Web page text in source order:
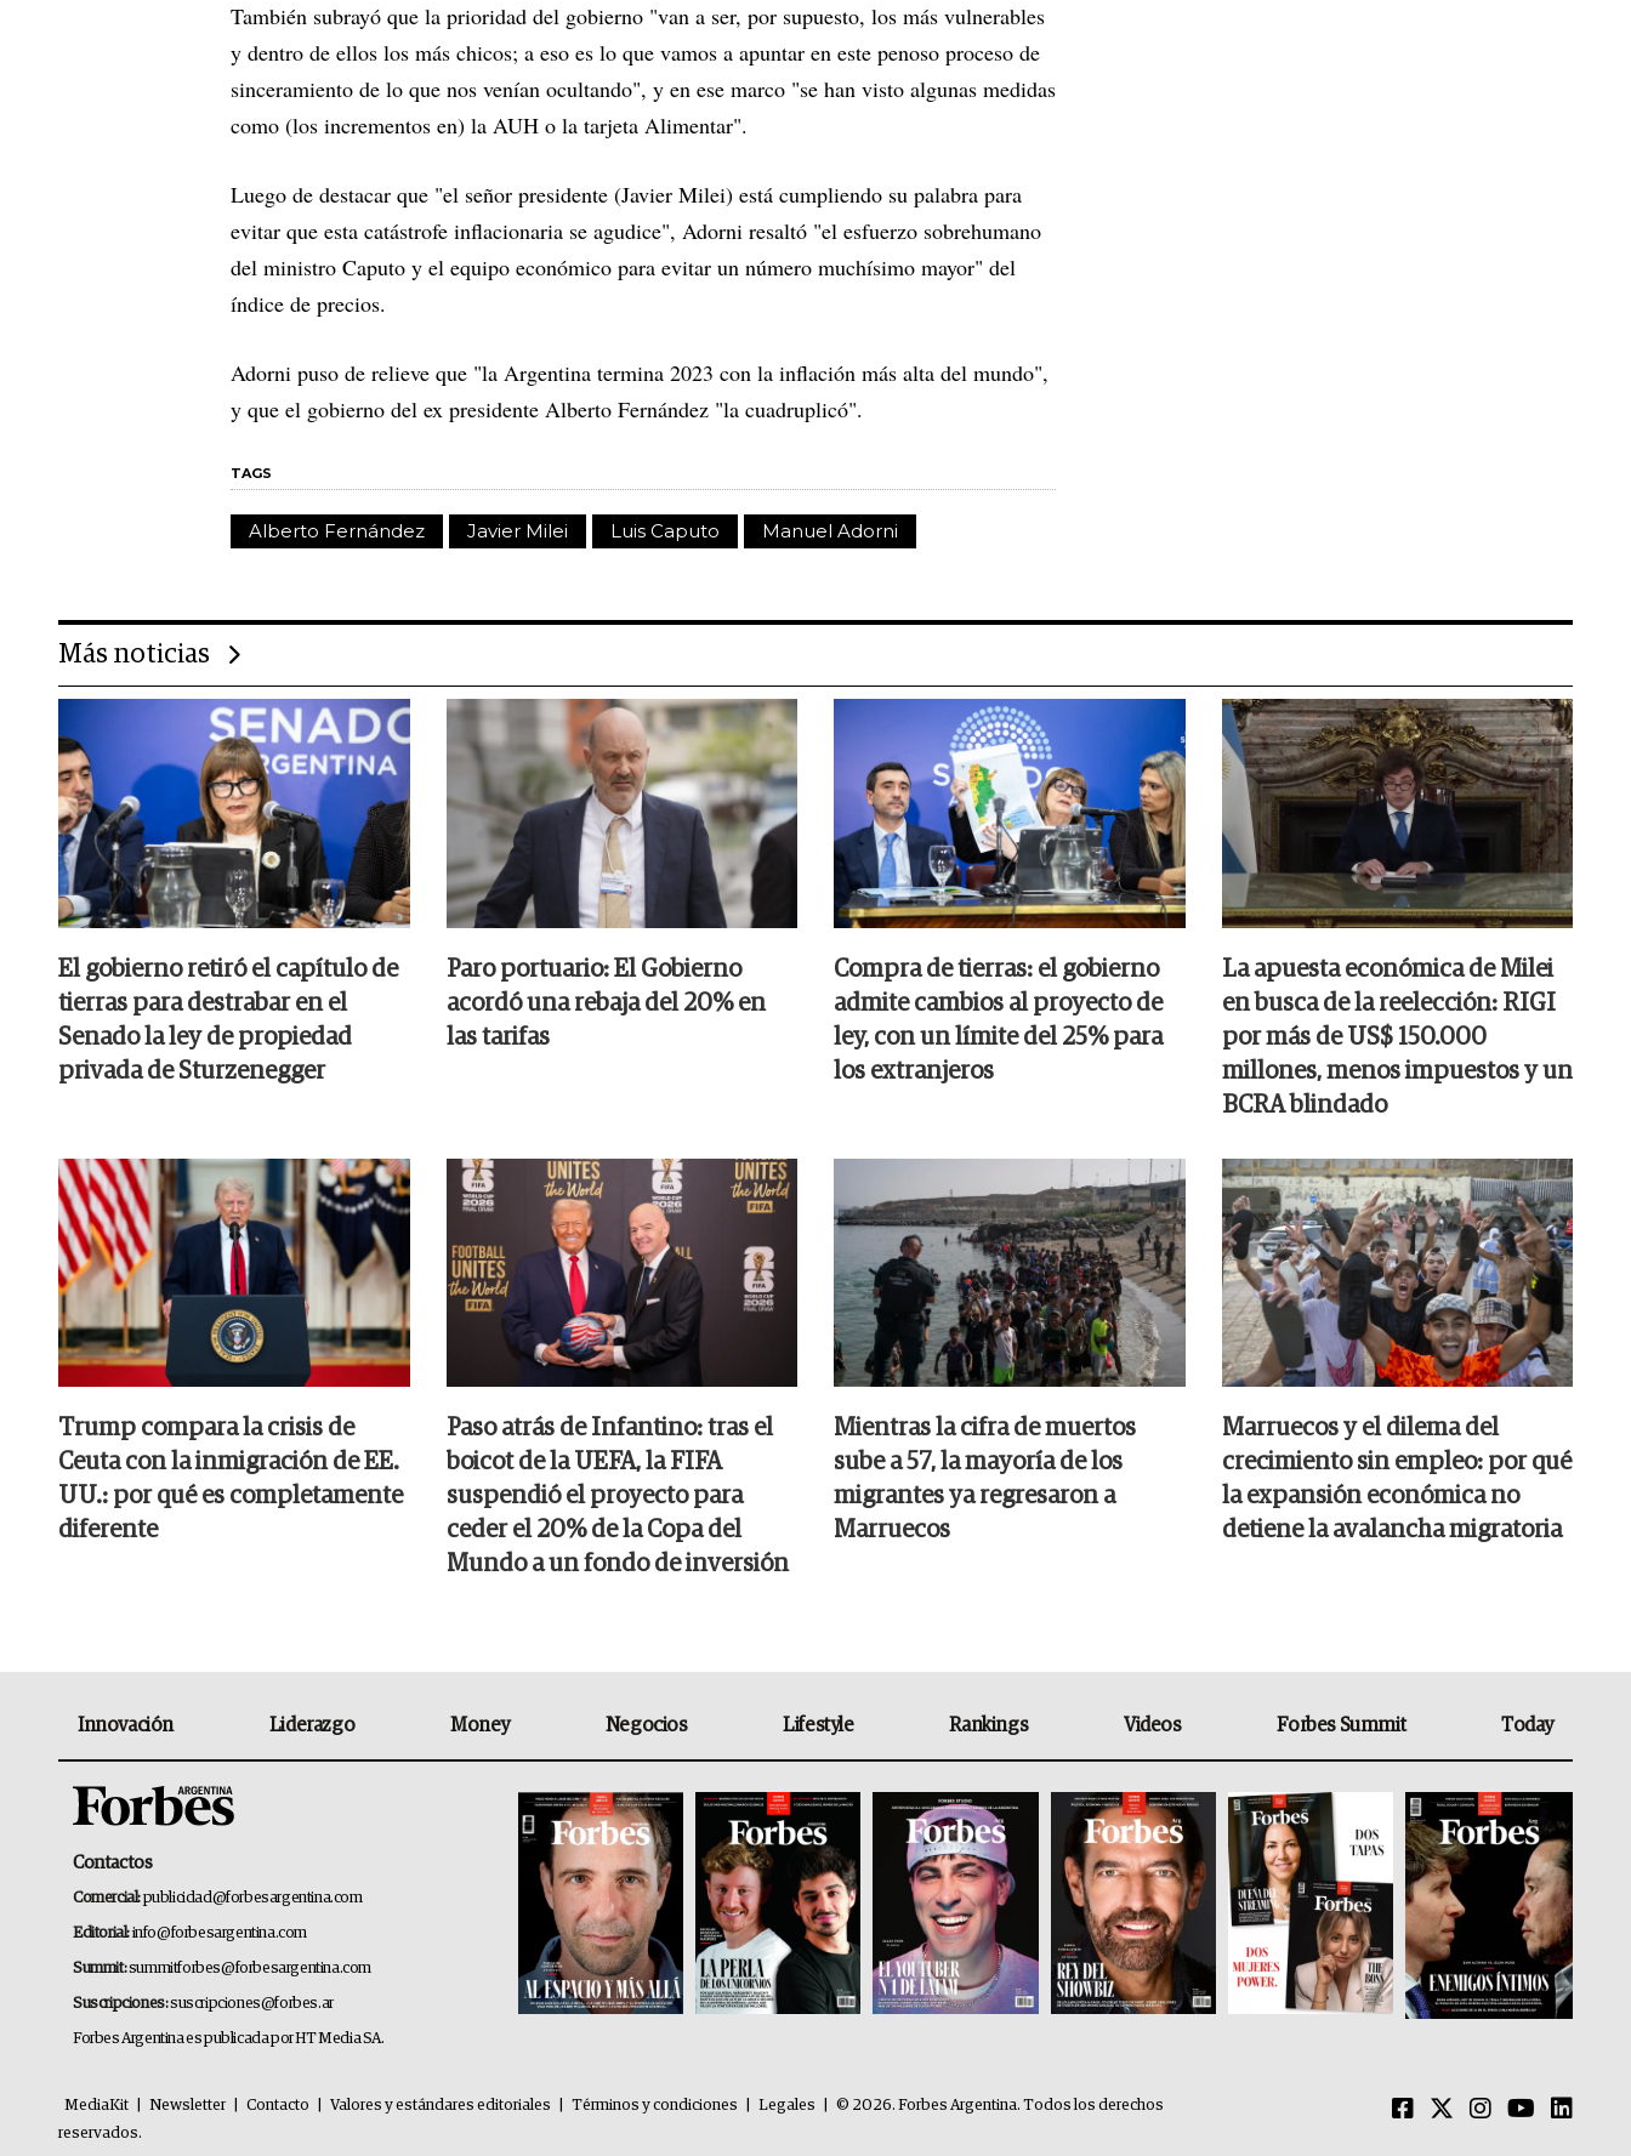
También subrayó que la prioridad del gobierno "van a ser, por supuesto, los más vulnerables
y dentro de ellos los más chicos; a eso es lo que vamos a apuntar en este penoso proceso de
sinceramiento de lo que nos venían ocultando", y en ese marco "se han visto algunas medidas
como (los incrementos en) la AUH o la tarjeta Alimentar".
Luego de destacar que "el señor presidente (Javier Milei) está cumpliendo su palabra para
evitar que esta catástrofe inflacionaria se agudice", Adorni resaltó "el esfuerzo sobrehumano
del ministro Caputo y el equipo económico para evitar un número muchísimo mayor" del
índice de precios.
Adorni puso de relieve que "la Argentina termina 2023 con la inflación más alta del mundo",
y que el gobierno del ex presidente Alberto Fernández "la cuadruplicó".
TAGS
Alberto Fernández Javier Milei Luis Caputo Manuel Adorni
Más noticias
El gobierno retiró el capítulo de
tierras para destrabar en el
Senado la ley de propiedad
privada de Sturzenegger
Paro portuario: El Gobierno
acordó una rebaja del 20% en
las tarifas
Compra de tierras: el gobierno
admite cambios al proyecto de
ley, con un límite del 25% para
los extranjeros
La apuesta económica de Milei
en busca de la reelección: RIGI
por más de US$ 150.000
millones, menos impuestos y un
BCRA blindado
Trump compara la crisis de
Ceuta con la inmigración de EE.
UU.: por qué es completamente
diferente
Paso atrás de Infantino: tras el
boicot de la UEFA, la FIFA
suspendió el proyecto para
ceder el 20% de la Copa del
Mundo a un fondo de inversión
Mientras la cifra de muertos
sube a 57, la mayoría de los
migrantes ya regresaron a
Marruecos
Marruecos y el dilema del
crecimiento sin empleo: por qué
la expansión económica no
detiene la avalancha migratoria
Innovación Liderazgo Money Negocios Lifestyle Rankings Videos Forbes Summit Today
Contactos
Comercial:publicidad@forbesargentina.com
Editorial:info@forbesargentina.com
Summit:summitforbes@forbesargentina.com
Suscripciones:suscripciones@forbes.ar
Forbes Argentina es publicada por HT Media SA.
MediaKit Newsletter Contacto Valores y estándares editoriales Términos y condiciones Legales
© 2026. Forbes Argentina. Todos los derechos
reservados.